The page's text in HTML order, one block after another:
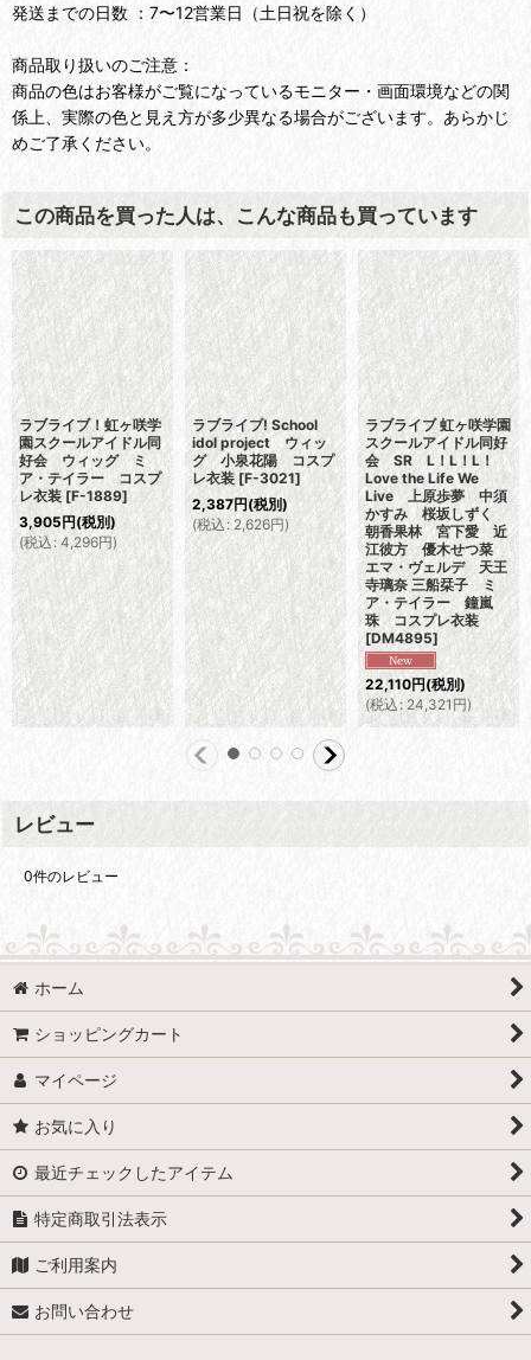
発送までの日数 ：7〜12営業日（土日祝を除く）
商品取り扱いのご注意：
商品の色はお客様がご覧になっているモニター・画面環境などの関
係上、実際の色と見え方が多少異なる場合がございます。あらかじ
めご了承ください。
この商品を買った人は、こんな商品も買っています
ラブライブ！虹ヶ咲学
園スクールアイドル同
好会 ウィッグ ミ
ア・テイラー コスプ
レ衣装 [F-1889]
3,905円(税別)
(税込: 4,296円)
ラブライブ! School
idol project ウィッ
グ 小泉花陽 コスプ
レ衣装 [F-3021]
2,387円(税別)
(税込 : 2,626円)
ラブライブ 虹ヶ咲学園
スクールアイドル同好
会 SR L！L！L！
Love the Life We
Live 上原歩夢 中須
かすみ 桜坂しずく
朝香果林 宮下愛 近
江彼方 優木せつ菜
エマ・ヴェルデ 天王
寺璃奈 三船栞子 ミ
ア・テイラー 鐘嵐
珠 コスプレ衣装
[DM4895]
22,110円(税別)
(税込: 24,321円)
レビュー
0件のレビュー
ホーム
ショッピングカート
マイページ
お気に入り
最近チェックしたアイテム
特定商取引法表示
ご利用案内
お問い合わせ